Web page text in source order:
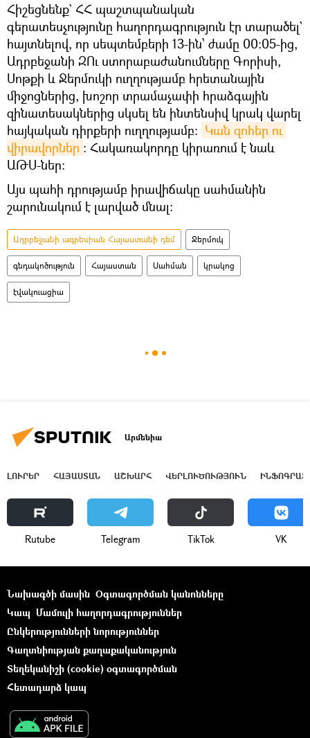
Հիշեցնենք` ՀՀ պաշտպանական
գերատեսչությունը հաղորդագրություն էր տարածել`
հայտնելով, որ սեպտեմբերի 13-ին՝ ժամը 00:05-ից,
Ադրբեջանի ԶՈւ ստորաբաժանումները Գորիսի,
Սոթքի և Ջերմուկի ուղղությամբ հրետանային
միջոցներից, խոշոր տրամաչափի հրաձգային
զինատեսակներից սկսել են ինտենսիվ կրակ վարել
հայկական դիրքերի ուղղությամբ: Կան զոհեր ու
վիրավորներ ։ Հակառակորդը կիրառում է նաև
ԱԹՍ-ներ:
Այս պահի դրությամբ իրավիճակը սահմանին
շարունակում է լարված մնալ։
Ադրբեջանի ագրեսիան Հայաստանի դեմ Ջերմուկ
գնդակոծություն Հայաստան Սահման կրակոց
էվակուացիա
Արմենիա
ԼՈՒՐԵՐ ՀԱՅԱՍՏԱՆ ԱՇԽԱՐՀ ՎԵՐԼՈՒԾՈՒԹՅՈՒՆ
Rutube Telegram ТikТоk VK
Նախագծի մասին Օգտագործման կանոնները
Կապ Մամուլի հաղորդագրություններ
Ընկերությունների նորություններ
Գաղտնիության քաղաքականություն
Տեղեկանիշի (cookie) օգտագործման
Հետադարձ կապ